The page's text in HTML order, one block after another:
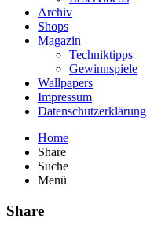
Archiv
Shops
Magazin
Techniktipps
Gewinnspiele
Wallpapers
Impressum
Datenschutzerklärung
Home
Share
Suche
Menü
Share